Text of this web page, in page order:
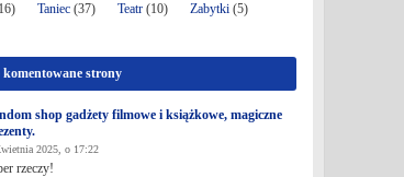
Taniec (37) Teatr (10) Zabytki (5)
strony
shop gadżety filmowe i książkowe, magiczne
2025, o 17:22
rzeczy!